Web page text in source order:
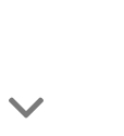
-
-